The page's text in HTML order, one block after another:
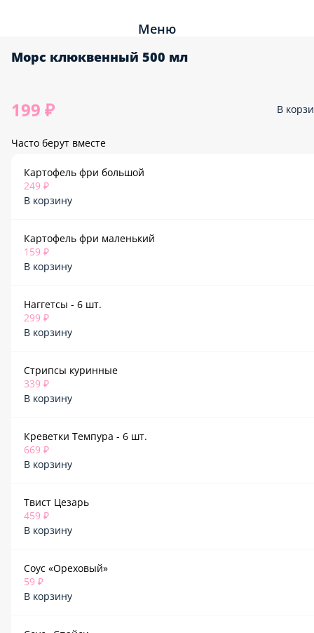
Меню
Морс клюквенный 500 мл
199 ₽ В
Часто берут вместе
Картофель фри большой
249 ₽
В корзину
Картофель фри маленький
159 ₽
В корзину
Наггетсы - 6 шт.
299 ₽
В корзину
Стрипсы куринные
339 ₽
В корзину
Креветки Темпура - 6 шт.
669 ₽
В корзину
Твист Цезарь
459 ₽
В корзину
Соус «Ореховый»
59 ₽
В корзину